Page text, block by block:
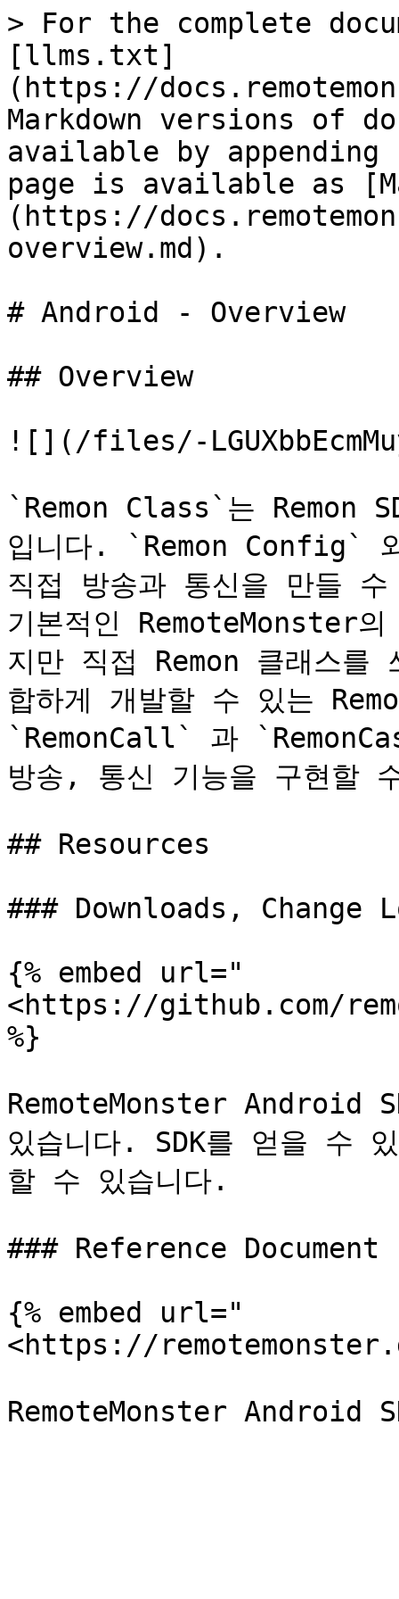
> For the complete
[llms.txt]
(https://
Markdown versions of
available by
page is available as
(https://
overview.md).
# Android - Overview
## Overview
![](/files/-
`Remon Class`는 Remon
입니다. `Remon Config`
직접 방송과 통신을 만들
기본적인 RemoteMonster
지만 직접 Remon 클래스
합하게 개발할 수 있는
`RemonCall` 과
방송, 통신 기능을 구현할
## Resources
### Downloads, Change
{% embed url="
<https://github.com/
%}
RemoteMonster Android
있습니다. SDK를 얻을 수
할 수 있습니다.
### Reference Document
{% embed url="
<https://